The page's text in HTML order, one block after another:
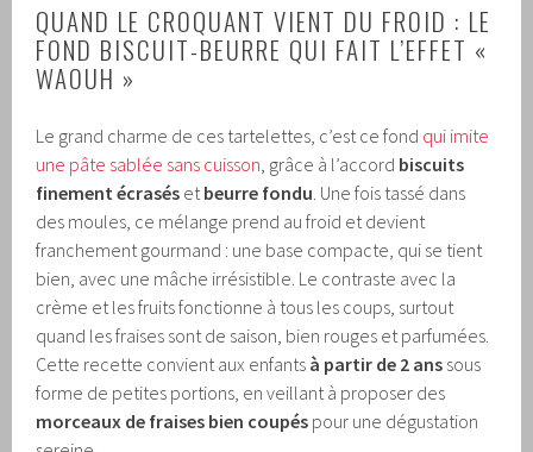
QUAND LE CROQUANT VIENT DU FROID : LE
FOND BISCUIT-BEURRE QUI FAIT L’EFFET «
WAOUH »
Le grand charme de ces tartelettes, c’est ce fond qui imite
une pâte sablée sans cuisson , grâce à l’accord biscuits
finement écrasés et beurre fondu . Une fois tassé dans
des moules, ce mélange prend au froid et devient
franchement gourmand : une base compacte, qui se tient
bien, avec une mâche irrésistible. Le contraste avec la
crème et les fruits fonctionne à tous les coups, surtout
quand les fraises sont de saison, bien rouges et parfumées.
Cette recette convient aux enfants à partir de 2 ans sous
forme de petites portions, en veillant à proposer des
morceaux de fraises bien coupés pour une dégustation